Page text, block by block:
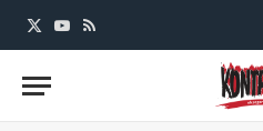
X
YouTube
RSS